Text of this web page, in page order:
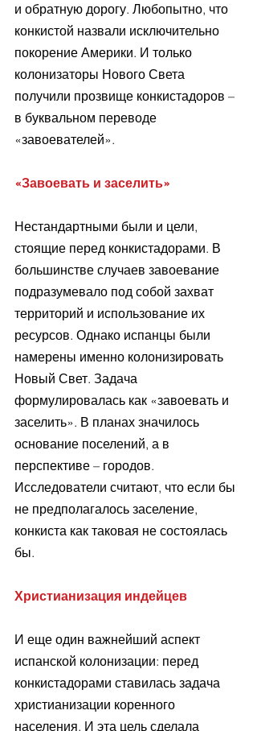
и обратную дорогу. Любопытно, что
конкистой назвали исключительно
покорение Америки. И только
колонизаторы Нового Света
получили прозвище конкистадоров –
в буквальном переводе
«завоевателей».
«Завоевать и заселить»
Нестандартными были и цели,
стоящие перед конкистадорами. В
большинстве случаев завоевание
подразумевало под собой захват
территорий и использование их
ресурсов. Однако испанцы были
намерены именно колонизировать
Новый Свет. Задача
формулировалась как «завоевать и
заселить». В планах значилось
основание поселений, а в
перспективе – городов.
Исследователи считают, что если бы
не предполагалось заселение,
конкиста как таковая не состоялась
бы.
Христианизация индейцев
И еще один важнейший аспект
испанской колонизации: перед
конкистадорами ставилась задача
христианизации коренного
населения. И эта цель сделала